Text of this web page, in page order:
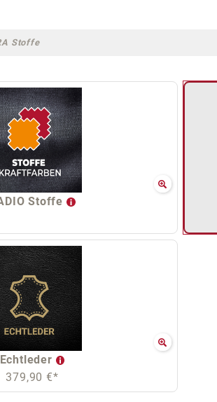
Stoffe
Stoffe
Echtleder
379,90 €*